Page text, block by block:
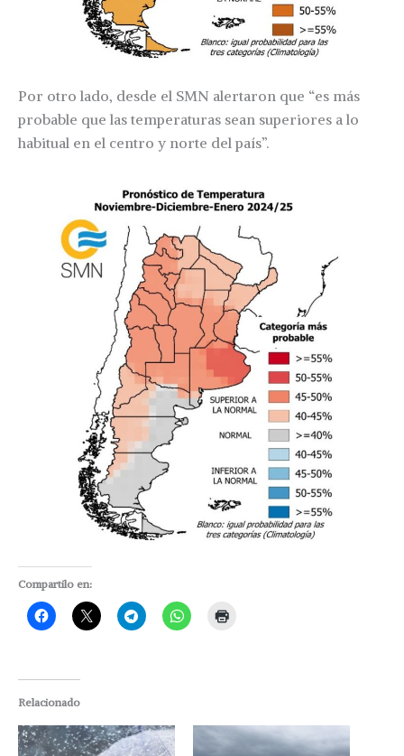
Por otro lado, desde el SMN alertaron que “es más
probable que las temperaturas sean superiores a lo
habitual en el centro y norte del país”.
Compartilo en:
Relacionado